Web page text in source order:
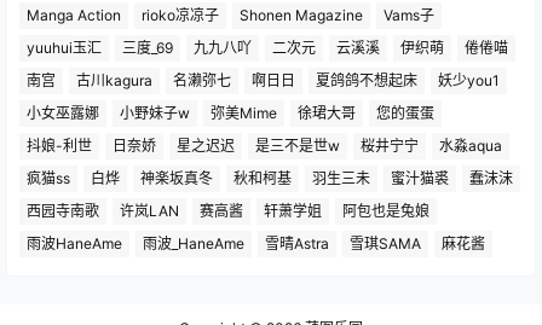
Manga Action rioko凉凉子 Shonen Magazine
Vams子
yuuhui玉汇
三度_69 九九八吖 二次元 云溪溪 伊织萌
倦倦喵
南宫
古川kagura 名濑弥七 啊日日 夏鸽鸽不想起床
妖少you1
小女巫露娜
小野妹子w 弥美Mime 徐珺大哥
您的蛋蛋
抖娘-利世
日奈娇 星之迟迟 是三不是世w 桜井宁宁
水淼aqua
疯猫ss
白烨 神楽坂真冬 秋和柯基 羽生三未 蜜汁猫裘
蠢沫沫
西园寺南歌
许岚LAN 赛高酱 轩萧学姐
阿包也是兔娘
雨波HaneAme
雨波_HaneAme 雪晴Astra 雪琪SAMA 麻花酱